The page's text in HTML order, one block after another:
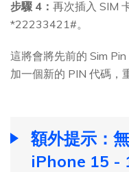
步驟 4： 再次插入 SIM
*22233421#。
這將會將先前的 Sim
加一個新的 PIN 代碼，
額外提示：
iPhone 15 -